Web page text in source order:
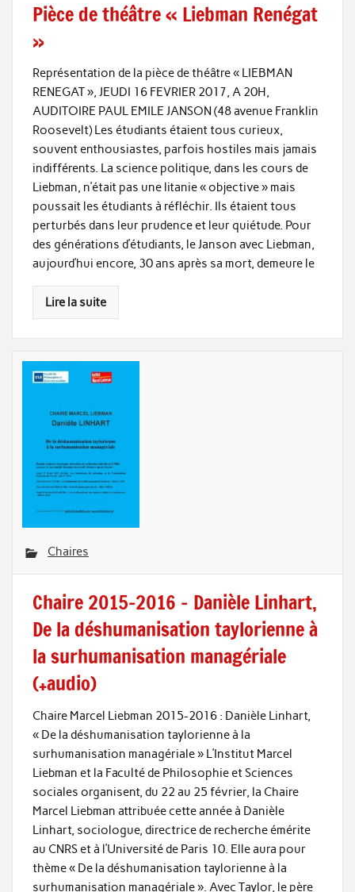
Pièce de théâtre « Liebman Renégat
»
Représentation de la pièce de théâtre « LIEBMAN
RENEGAT », JEUDI 16 FEVRIER 2017, A 20H,
AUDITOIRE PAUL EMILE JANSON (48 avenue Franklin
Roosevelt) Les étudiants étaient tous curieux,
souvent enthousiastes, parfois hostiles mais jamais
indifférents. La science politique, dans les cours de
Liebman, n’était pas une litanie « objective » mais
poussait les étudiants à réfléchir. Ils étaient tous
perturbés dans leur prudence et leur quiétude. Pour
des générations d’étudiants, le Janson avec Liebman,
aujourd’hui encore, 30 ans après sa mort, demeure le
Lire la suite
Chaires
Chaire 2015-2016 – Danièle Linhart,
De la déshumanisation taylorienne à
la surhumanisation managériale
(+audio)
Chaire Marcel Liebman 2015-2016 : Danièle Linhart,
« De la déshumanisation taylorienne à la
surhumanisation managériale » L’Institut Marcel
Liebman et la Faculté de Philosophie et Sciences
sociales organisent, du 22 au 25 février, la Chaire
Marcel Liebman attribuée cette année à Danièle
Linhart, sociologue, directrice de recherche émérite
au CNRS et à l’Université de Paris 10. Elle aura pour
thème « De la déshumanisation taylorienne à la
surhumanisation managériale ». Avec Taylor, le père